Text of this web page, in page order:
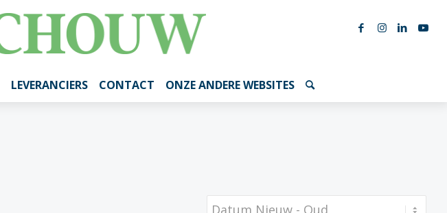
LEVERANCIERS CONTACT ONZE ANDERE WEBSITES